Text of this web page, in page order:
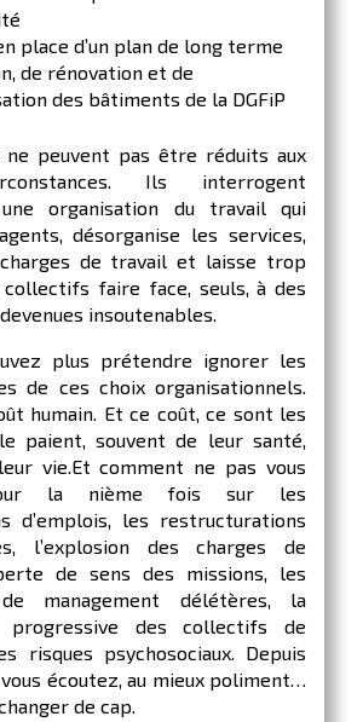
place d’un plan de long terme
de rénovation et de
des bâtiments de la DGFiP
ne peuvent pas être réduits aux
Ils interrogent
organisation du travail qui
désorganise les services,
de travail et laisse trop
faire face, seuls, à des
insoutenables.
plus prétendre ignorer les
de ces choix organisationnels.
humain. Et ce coût, ce sont les
paient, souvent de leur santé,
vie.Et comment ne pas vous
la nième fois sur les
d’emplois, les restructurations
l’explosion des charges de
de sens des missions, les
management délétères, la
progressive des collectifs de
risques psychosociaux. Depuis
écoutez, au mieux poliment…
de cap.